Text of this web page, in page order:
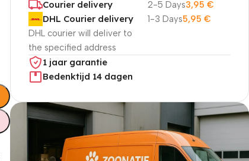
Courier delivery
2-5 Days3,95€
DHL Courier delivery
DHL courier will deliver to
the specified address
1-3 Days5,95€
1 jaar garantie
Bedenktijd 14 dagen